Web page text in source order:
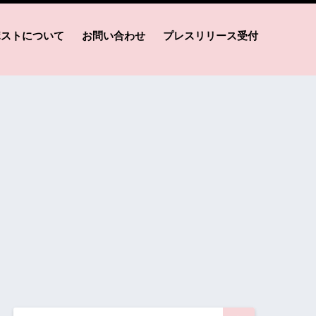
トについて お問い合わせ プレスリリース受付